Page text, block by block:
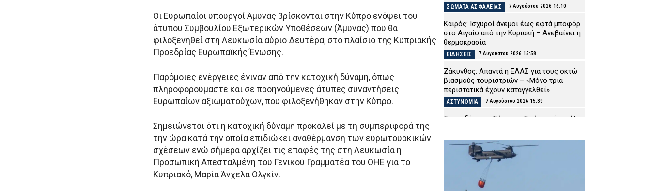
Οι Ευρωπαίοι υπουργοί Άμυνας βρίσκονται στην Κύπρο ενόψει του
άτυπου Συμβουλίου Εξωτερικών Υποθέσεων (Άμυνας) που θα
φιλοξενηθεί στη Λευκωσία αύριο Δευτέρα, στο πλαίσιο της Κυπριακής
Προεδρίας Ευρωπαϊκής Ένωσης.
Παρόμοιες ενέργειες έγιναν από την κατοχική δύναμη, όπως
πληροφορούμαστε και σε προηγούμενες άτυπες συναντήσεις
Ευρωπαίων αξιωματούχων, που φιλοξενήθηκαν στην Κύπρο.
Σημειώνεται ότι η κατοχική δύναμη προκαλεί με τη συμπεριφορά της
την ώρα κατά την οποία επιδιώκει αναθέρμανση των ευρωτουρκικών
σχέσεων ενώ σήμερα αρχίζει τις επαφές της στη Λευκωσία η
Προσωπική Απεσταλμένη του Γενικού Γραμματέα του ΟΗΕ για το
Κυπριακό, Μαρία Άνχελα Ολγκίν.
ΣΩΜΑΤΑ ΑΣΦΑΛΕΙΑΣ 7 Αυγούστου 2026 16:10
Καιρός: Ισχυροί άνεμοι έως εφτά μποφόρ
στο Αιγαίο από την Κυριακή – Ανεβαίνει η
θερμοκρασία
ΕΙΔΗΣΕΙΣ 7 Αυγούστου 2026 15:58
Ζάκυνθος: Απαντά η ΕΛΑΣ για τους οκτώ
βιασμούς τουριστριών – «Μόνο τρία
περιστατικά έχουν καταγγελθεί»
ΑΣΤΥΝΟΜΙΑ 7 Αυγούστου 2026 15:39
Τραγωδία στις Σέρρες: «Τα έχω χάσει όλα»
ΕΙΔΗΣΕΙΣ 7 Αυγούστου 2026 15:23
Χαλκιδική: Επιχείρηση για τη διάσωση
σημείο της Συκιάς